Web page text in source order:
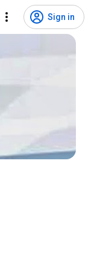
Sign in